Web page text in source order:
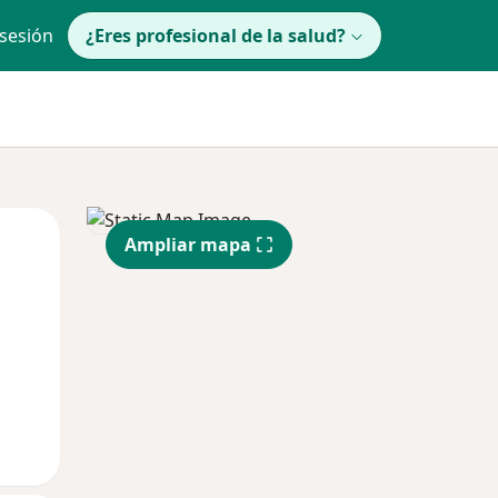
¿Eres profesional de la salud?
Mié
12 Ago
Jue
13 Ago
Ampliar mapa